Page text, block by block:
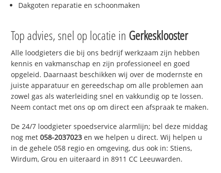
Dakgoten reparatie en schoonmaken
Top advies, snel op locatie in Gerkesklooster
Alle loodgieters die bij ons bedrijf werkzaam zijn hebben
kennis en vakmanschap en zijn professioneel en goed
opgeleid. Daarnaast beschikken wij over de modernste en
juiste apparatuur en gereedschap om alle problemen aan
zowel gas als waterleiding snel en vakkundig op te lossen.
Neem contact met ons op om direct een afspraak te maken.
De 24/7 loodgieter spoedservice alarmlijn; bel deze middag
nog met058-2037023 en we helpen u direct. Wij helpen u
in de gehele 058 regio en omgeving, dus ook in: Stiens,
Wirdum, Grou en uiteraard in 8911 CC Leeuwarden.